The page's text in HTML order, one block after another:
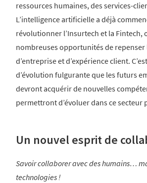
ressources humaines, des services-
L’intelligence artificielle a déjà
révolutionner l’Insurtech et la Fintech,
nombreuses opportunités de
d’entreprise et d’expérience client.
d’évolution fulgurante que les futurs
devront acquérir de nouvelles
permettront d’évoluer dans ce secteur
Un nouvel esprit de
Savoir collaborer avec des humains…
technologies !